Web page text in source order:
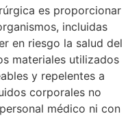
es proporcionar
incluidas
en riesgo la salud del
materiales utilizados
y repelentes a
corporales no
médico ni con